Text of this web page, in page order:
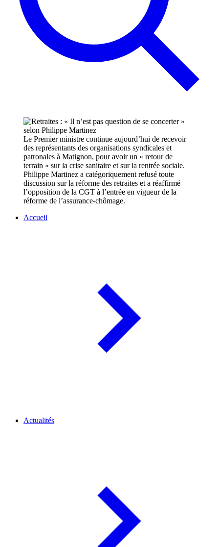
Le Premier ministre continue aujourd’hui de recevoir
des représentants des organisations syndicales et
patronales à Matignon, pour avoir un « retour de
terrain » sur la crise sanitaire et sur la rentrée sociale.
Philippe Martinez a catégoriquement refusé toute
discussion sur la réforme des retraites et a réaffirmé
l’opposition de la CGT à l’entrée en vigueur de la
réforme de l’assurance-chômage.
Accueil
Actualités